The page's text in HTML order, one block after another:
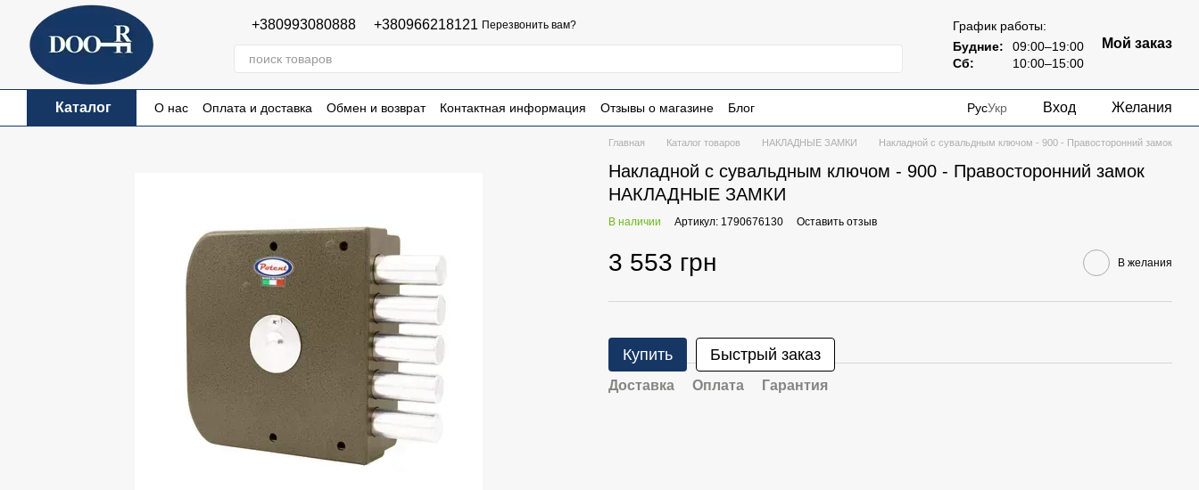
Перейти к основному контенту
+380993080888 +380966218121 Перезвонить вам?
График работы:
Будние:
09:00–19:00
Сб:
10:00–15:00
Мой заказ
Каталог О нас Оплата и доставка Обмен и возврат Контактная информация Отзывы о магазине
Блог
Пользовательское соглашение
Публичная оферта
РусУкр Вход Желания
Главная Каталог товаров НАКЛАДНЫЕ ЗАМКИ Накладной с сувальдным ключом - 900 - Правосторонний замок
Накладной с сувальдным ключом - 900 - Правосторонний замок
НАКЛАДНЫЕ ЗАМКИ
В наличии Артикул: 1790676130 Оставить отзыв
3 553 грн В желания
Купить Быстрый заказ
Доставка Оплата Гарантия